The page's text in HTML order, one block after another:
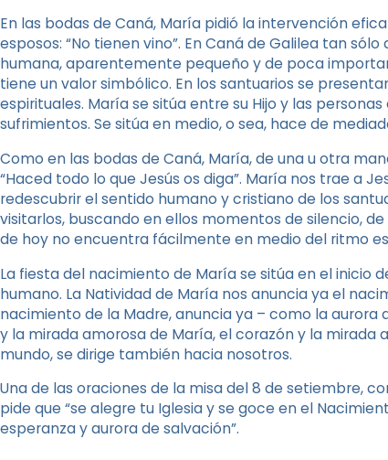
En las bodas de Caná, María pidió la intervención
esposos: “No tienen vino”. En Caná de Galilea tan
humana, aparentemente pequeño y de poca
tiene un valor simbólico. En los santuarios se
espirituales. María se sitúa entre su Hijo y las
sufrimientos. Se sitúa en medio, o sea, hace de
Como en las bodas de Caná, María, de una u otra
“Haced todo lo que Jesús os diga”. María nos trae a
redescubrir el sentido humano y cristiano de los
visitarlos, buscando en ellos momentos de silencio,
de hoy no encuentra fácilmente en medio del ritmo
La fiesta del nacimiento de María se sitúa en el inicio
humano. La Natividad de María nos anuncia ya el
nacimiento de la Madre, anuncia ya – como la aurora
y la mirada amorosa de María, el corazón y la mirada
mundo, se dirige también hacia nosotros.
Una de las oraciones de la misa del 8 de setiembre,
pide que “se alegre tu Iglesia y se goce en el
esperanza y aurora de salvación”.